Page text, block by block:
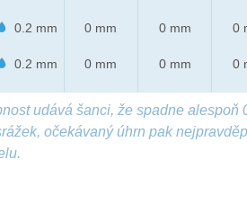
0.2 mm
0.2 mm
0 mm
0 mm
0 mm
0 mm
0
0
udává šanci, že spadne alespoň
očekávaný úhrn pak